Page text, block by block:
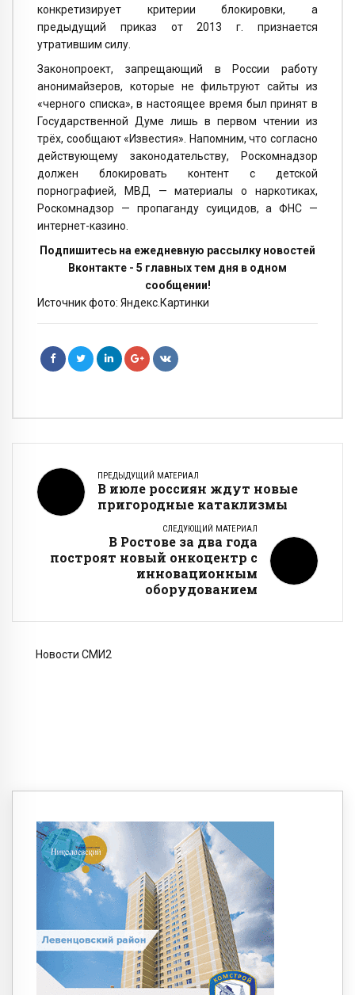
конкретизирует критерии блокировки, а
предыдущий приказ от 2013 г. признается
утратившим силу.
Законопроект, запрещающий в России работу
анонимайзеров, которые не фильтруют сайты из
«черного списка», в настоящее время был принят в
Государственной Думе лишь в первом чтении из
трёх, сообщают «Известия». Напомним, что согласно
действующему законодательству, Роскомнадзор
должен блокировать контент с детской
порнографией, МВД — материалы о наркотиках,
Роскомнадзор — пропаганду суицидов, а ФНС —
интернет-казино.
Подпишитесь на ежедневную рассылку новостей
Вконтакте - 5 главных тем дня в одном
сообщении!
Источник фото: Яндекс.Картинки
ПРЕДЫДУЩИЙ МАТЕРИАЛ
В июле россиян ждут новые
пригородные катаклизмы
СЛЕДУЮЩИЙ МАТЕРИАЛ
В Ростове за два года
построят новый онкоцентр с
инновационным
оборудованием
Новости СМИ2